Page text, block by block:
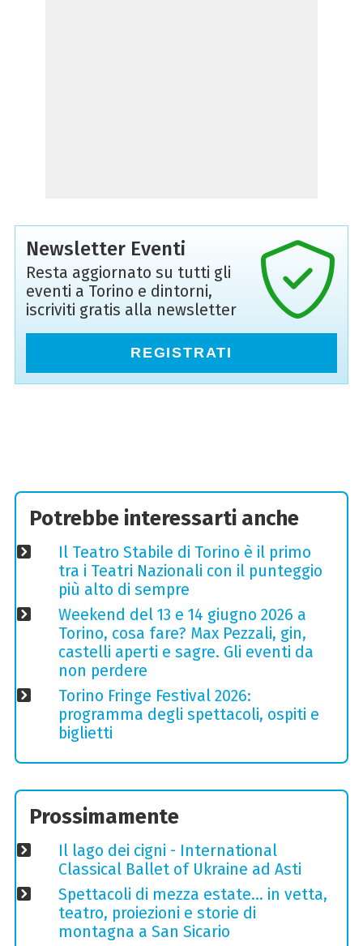
Newsletter Eventi
Resta aggiornato su tutti gli
eventi a Torino e dintorni,
iscriviti gratis alla newsletter
REGISTRATI
Potrebbe interessarti anche
Il Teatro Stabile di Torino è il primo
tra i Teatri Nazionali con il punteggio
più alto di sempre
Weekend del 13 e 14 giugno 2026 a
Torino, cosa fare? Max Pezzali, gin,
castelli aperti e sagre. Gli eventi da
non perdere
Torino Fringe Festival 2026:
programma degli spettacoli, ospiti e
biglietti
Prossimamente
Il lago dei cigni - International
Classical Ballet of Ukraine ad Asti
Spettacoli di mezza estate… in vetta,
teatro, proiezioni e storie di
montagna a San Sicario